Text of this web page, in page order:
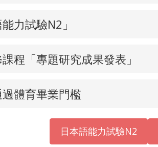
力試驗N2」
程「專題研究成果發表」
體育畢業門檻
日本語能力試驗N2